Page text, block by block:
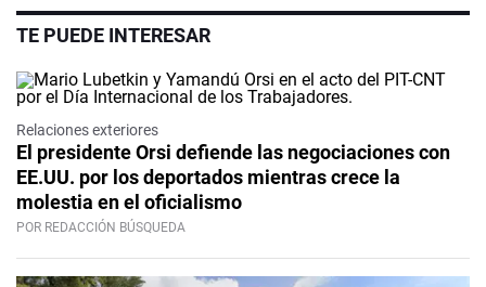
TE PUEDE INTERESAR
Relaciones exteriores
El presidente Orsi defiende las negociaciones con
EE.UU. por los deportados mientras crece la
molestia en el oficialismo
POR REDACCIÓN BÚSQUEDA